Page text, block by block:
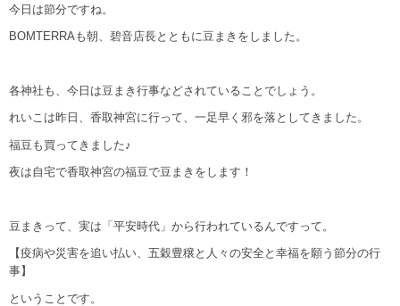
今日は節分ですね。
BOMTERRAも朝、碧音店長とともに豆まきをしました。
各神社も、今日は豆まき行事などされていることでしょう。
れいこは昨日、香取神宮に行って、一足早く邪を落としてきました。
福豆も買ってきました♪
夜は自宅で香取神宮の福豆で豆まきをします！
豆まきって、実は「平安時代」から行われているんですって。
【疫病や災害を追い払い、五穀豊穣と人々の安全と幸福を願う節分の行
事】
ということです。